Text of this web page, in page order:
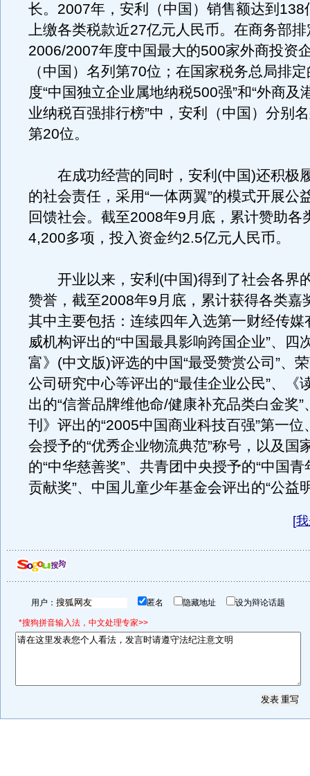
长。2007年，安利（中国）销售额达到138
上缴各类税款近27亿元人民币。在商务部排
2006/2007年度中国最大的500家外商投资
（中国）名列第70位；在国家税务总局排
度“中国独立企业属地纳税500强”和“外商及
业纳税百强排行榜”中，安利（中国）分别
第20位。
在成功经营的同时，安利(中国)还积极
的社会责任，采用“一体两翼”的模式开展公
回馈社会。截至2008年9月底，累计赞助各
4,200多项，投入资金约2.5亿元人民币。
开业以来，安利(中国)得到了社会各界
赞誉，截至2008年9月底，累计获得各类嘉
其中主要包括：连续四年入选第一财经传媒
威机构评出的“中国最具影响跨国企业”、四
富》(中文版)评选的中国“最受赞赏公司”、
公司研究中心等评出的“最佳企业公民”、《
出的“信誉品牌维他命/健康补充品类白金奖”
刊》评出的“2005中国商业科技百强”第一位
会授予的“优秀企业物流典范”称号，以及国
的“中华慈善奖”、共青团中央授予的“中国
贡献奖”、中国儿童少年基金会评出的“公益
[
用户： 匿名 隐藏地址 设为辩论话题
*搜狗拼音输入法，中文处理专家>>